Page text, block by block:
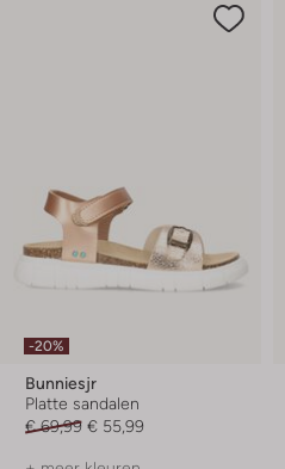
-20%
Bunniesjr
Platte sandalen
€ 69,99 € 55,99